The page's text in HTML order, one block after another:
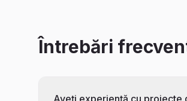
Întrebări
Aveți experiență cu proiecte